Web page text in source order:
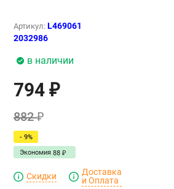
Артикул: L469061
2032986
в наличии
794₽
882₽
- 9%
Экономия88₽
Скидки
Доставка
и Оплата